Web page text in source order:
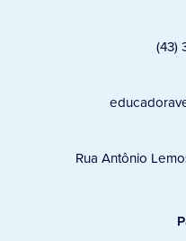
(43)
Rua Antônio